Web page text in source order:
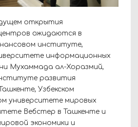
открытия
ожидаются в
институте,
информационных
Мухаммада ал-Хоразмий,
развития
Узбекском
университете мировых
Вебстер в Ташкенте и
экономики и